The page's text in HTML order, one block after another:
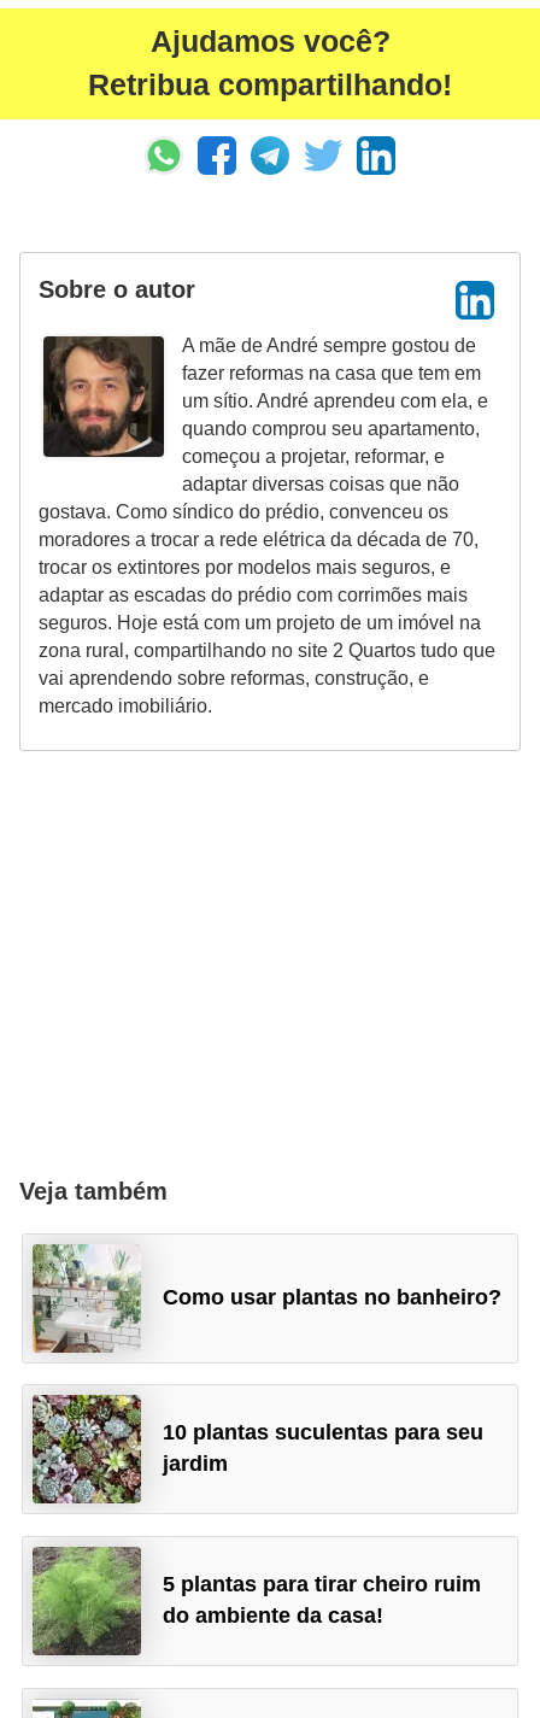
Ajudamos você?
Retribua compartilhando!
Sobre o autor
A mãe de André sempre gostou de
fazer reformas na casa que tem em
um sítio. André aprendeu com ela, e
quando comprou seu apartamento,
começou a projetar, reformar, e
adaptar diversas coisas que não
gostava. Como síndico do prédio, convenceu os
moradores a trocar a rede elétrica da década de 70,
trocar os extintores por modelos mais seguros, e
adaptar as escadas do prédio com corrimões mais
seguros. Hoje está com um projeto de um imóvel na
zona rural, compartilhando no site 2 Quartos tudo que
vai aprendendo sobre reformas, construção, e
mercado imobiliário.
Veja também
Como usar plantas no banheiro?
10 plantas suculentas para seu
jardim
5 plantas para tirar cheiro ruim
do ambiente da casa!